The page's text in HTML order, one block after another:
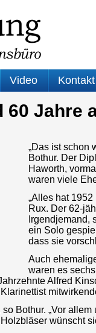
Video Kontakt
60 Jahre
„Das ist schon
Bothur. Der
Haworth,
waren viele
„Alles hat
Rux. Der 62-
Irgendjemand,
ein Solo
dass sie
Auch
waren es
Alfred
Bothur. „Vor
wünscht